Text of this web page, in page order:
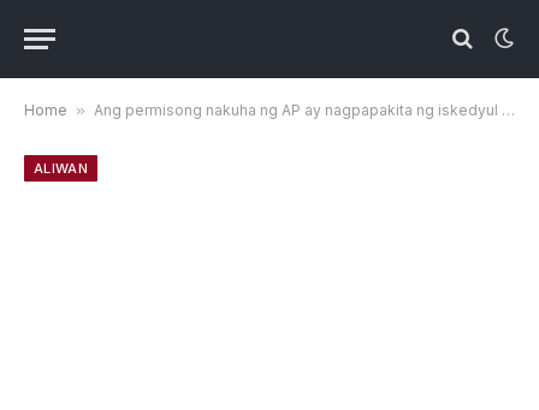
Home » Ang permisong nakuha ng AP ay nagpapakita ng iskedyul para sa kasal nina Taylor Swift at Travis Kelce
ALIWAN